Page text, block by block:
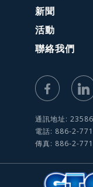
新聞
活動
聯絡我們
通訊地址:
電話: 886-2-
傳真: 886-2-